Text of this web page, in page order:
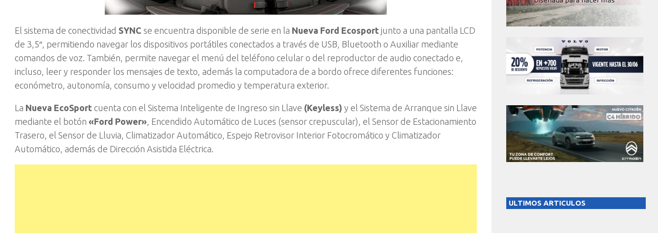
El sistema de conectividad SYNC se encuentra disponible de serie en la Nueva Ford Ecosport junto a una pantalla LCD
de 3,5″, permitiendo navegar los dispositivos portátiles conectados a través de USB, Bluetooth o Auxiliar mediante
comandos de voz. También, permite navegar el menú del teléfono celular o del reproductor de audio conectado e,
incluso, leer y responder los mensajes de texto, además la computadora de a bordo ofrece diferentes funciones:
económetro, autonomía, consumo y velocidad promedio y temperatura exterior.
La Nueva EcoSport cuenta con el Sistema Inteligente de Ingreso sin Llave (Keyless) y el Sistema de Arranque sin Llave
mediante el botón «Ford Power», Encendido Automático de Luces (sensor crepuscular), el Sensor de Estacionamiento
Trasero, el Sensor de Lluvia, Climatizador Automático, Espejo Retrovisor Interior Fotocromático y Climatizador
Automático, además de Dirección Asistida Eléctrica.
ULTIMOS ARTICULOS